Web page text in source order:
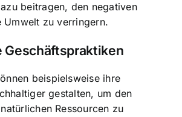
beitragen, den negativen
Umwelt zu verringern.
Geschäftspraktiken
beispielsweise ihre
gestalten, um den
Ressourcen zu